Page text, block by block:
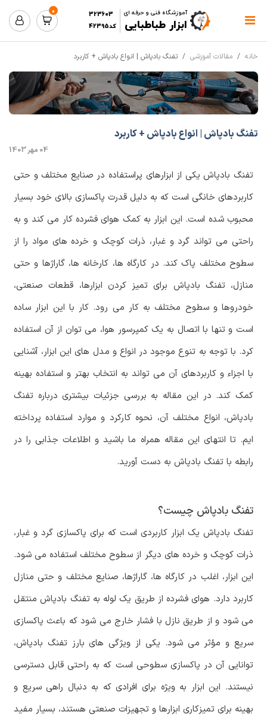
آموزشگاه فنی و حرفه ای
ابزار طباطبایی
323603
کد42395
0
خانه مقالات آموزشی تفنگ بادپاش | انواع بادپاش + کاربرد
تفنگ بادپاش | انواع بادپاش + کاربرد
04 مهر 1403
تفنگ بادپاش یکی از ابزارهای پراستفاده در صنایع مختلف و حتی
کاربردهای خانگی است که به دلیل قدرت پاکسازی بالای خود بسیار
محبوب شده است. این ابزار به کمک هوای فشرده کار می کند و به
راحتی می تواند گرد و غبار، ذرات کوچک و خرده های مواد را از
سطوح مختلف پاک کند. در کارگاه ها، کارخانه ها، گاراژها و حتی
منازل، تفنگ بادپاش برای تمیز کردن ابزارها، قطعات صنعتی،
خودروها و سطوح مختلف به کار می رود. کار با این ابزار ساده
است و تنها با اتصال به یک کمپرسور هوا، می توان از آن استفاده
کرد. با توجه به تنوع موجود در انواع و مدل های این ابزار، آشنایی
با اجزاء و کاربردهای آن می تواند به انتخاب بهتر و استفاده بهینه
کمک کند. در این مقاله به بررسی جزئیات بیشتری درباره تفنگ
بادپاش، انواع مختلف آن، نحوه کارکرد و موارد استفاده پرداخته
ایم. تا انتهای این مقاله همراه ما باشید و اطلاعات جذابی را در
رابطه با تفنگ بادپاش به دست آورید.
تفنگ بادپاش چیست؟
تفنگ بادپاش یک ابزار کاربردی است که برای پاکسازی گرد و غبار،
ذرات کوچک و خرده های دیگر از سطوح مختلف استفاده می شود.
این ابزار، اغلب در کارگاه ها، گاراژها، صنایع مختلف و حتی منازل
کاربرد دارد. هوای فشرده از طریق یک لوله به تفنگ بادپاش منتقل
می شود و از طریق نازل با فشار خارج می شود که باعث پاکسازی
سریع و مؤثر می شود. یکی از ویژگی های بارز تفنگ بادپاش،
توانایی آن در پاکسازی سطوحی است که به راحتی قابل دسترسی
نیستند. این ابزار به ویژه برای افرادی که به دنبال راهی سریع و
بهینه برای تمیزکاری ابزارها و تجهیزات صنعتی هستند، بسیار مفید